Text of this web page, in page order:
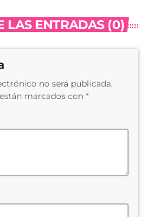
LAS ENTRADAS (0)
no será publicada.
marcados con *